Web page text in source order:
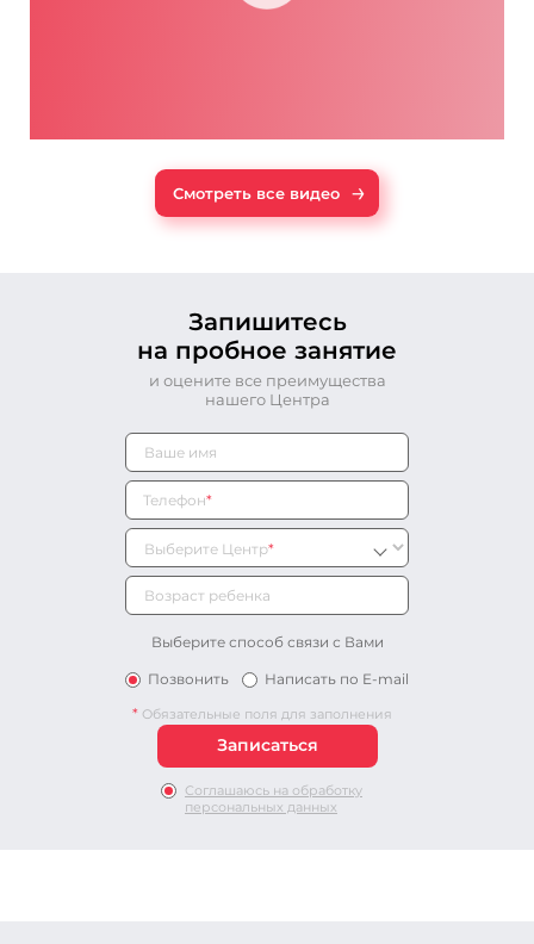
Смотреть все видео →
Запишитесь
на пробное занятие
и оцените все преимущества
нашего Центра
Телефон*
Выберите Центр*
Выберите способ связи с Вами
Позвонить
Написать по E-mail
* Обязательные поля для заполнения
Соглашаюсь на обработку
персональных данных